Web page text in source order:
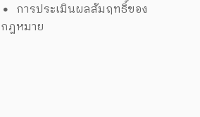
การประเมินผลสัมฤทธิ์ของ
กฎหมาย